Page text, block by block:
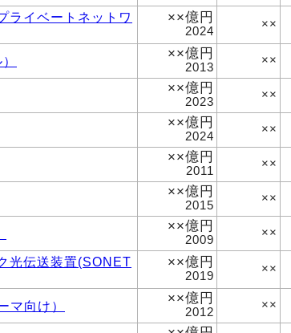
ライベートネットワ
××億円
2024
××
××億円
2013
××
××億円
2023
××
××億円
2024
××
××億円
2011
××
××億円
2015
××
××億円
2009
××
光伝送装置(SONET
××億円
2019
××
マ向け） ××億円
2012
××